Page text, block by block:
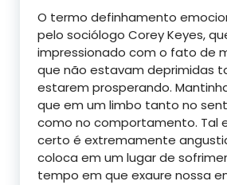
O termo definhamento
pelo sociólogo Corey Keyes,
impressionado com o fato de
que não estavam deprimidas
estarem prosperando.
que em um limbo tanto no
como no comportamento. Tal
certo é extremamente
coloca em um lugar de
tempo em que exaure nossa